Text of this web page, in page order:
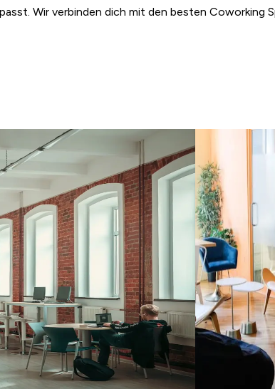
Wir verbinden dich mit den besten Coworking